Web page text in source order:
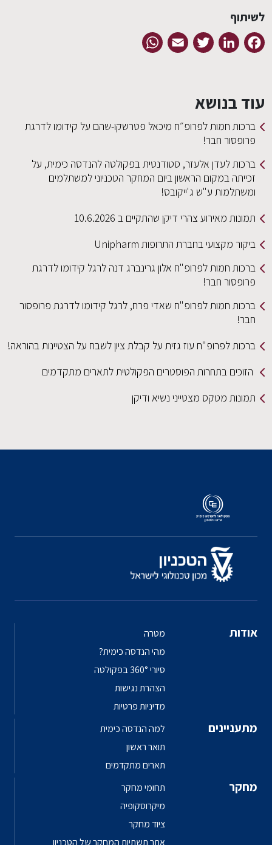
לשיתוף
Facebook
LinkedIn
Twitter
Email
עוד בנושא
ברכות חמות לפרופ״ח מיכאל פטרשקו-שהם על קידומו לדרגת
פרופסור חבר!
ברכות לעדן אלעזר, סטודנטית בפקולטה להנדסה כימית, על
זכייתה במקום הראשון ביום המחקר הטכניוני למשתלמים
ומשתלמות ע"ש ג'ייקובס!
תמונות מאירוע צהרי דיקן שהתקיים ב 10.6.2026
ביקור מקצועי בחברת התרופות Unipharm
ברכות חמות לפרופ"ח אלון גרינברג דנה לרגל קידומו לדרגת
פרופסור חבר!
ברכות חמות לפרופ"ח שאדי פרח, לרגל קידומו לדרגת פרופסור
חבר!
ברכות לפרופ"ח עוז גזית על קבלת ציון לשבח על הצטיינות בהוראה!
הזוכים בתחרות הפוסטרים הפקולטית לתארים מתקדמים
תמונות מטקס מצטייני נשיא ודיקן
אודות
מטרה
מהי הנדסה כימית?
סיורי 360° בפקולטה
הצהרת נגישות
מדיניות פרטיות
מתעניינים
למה הנדסה כימית
תואר ראשון
תארים מתקדמים
מחקר
תחומי מחקר
מיקרוסקופיה
ציוד מחקר
אתר תשתיות המחקר של הטכניון